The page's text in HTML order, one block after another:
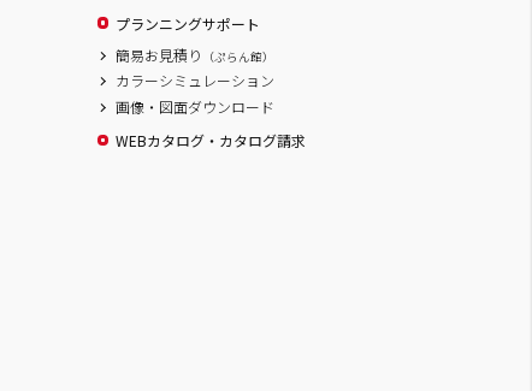
プランニングサポート
簡易お見積り
（ぷらん館）
カラーシミュレーション
画像・図面ダウンロード
WEBカタログ・カタログ請求